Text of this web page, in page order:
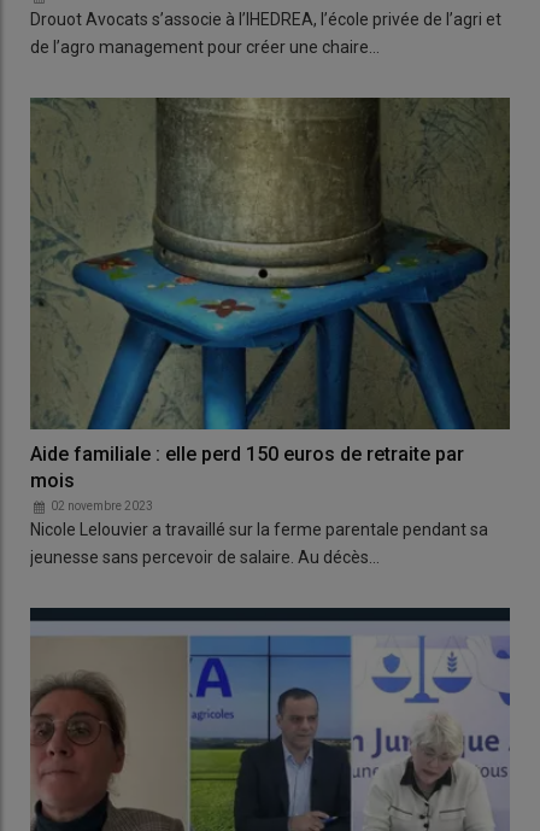
Drouot Avocats s’associe à l’IHEDREA, l’école privée de l’agri et
de l’agro management pour créer une chaire…
Aide familiale : elle perd 150 euros de retraite par
mois
02 novembre 2023
Nicole Lelouvier a travaillé sur la ferme parentale pendant sa
jeunesse sans percevoir de salaire. Au décès…